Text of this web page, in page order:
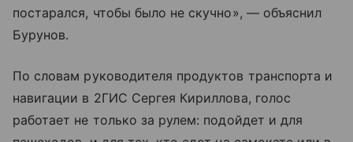
постарался, чтобы было не скучно», — объяснил
Бурунов.
По словам руководителя продуктов транспорта и
навигации в 2ГИС Сергея Кириллова, голос
работает не только за рулем: подойдет и для